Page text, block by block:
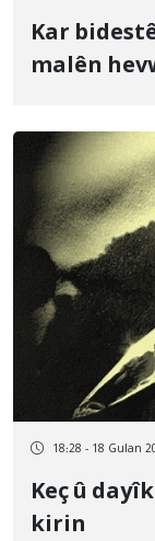
Kar
18:28 - 18 Gulan
Keç û
kirin